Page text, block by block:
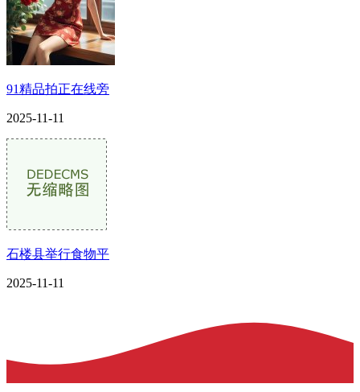
91精品拍正在线旁
2025-11-11
石楼县举行食物平
2025-11-11